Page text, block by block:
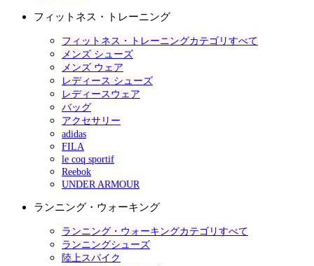
フィットネス・トレーニング
フィットネス・トレーニングカテゴリすべて
メンズ シューズ
メンズ ウェア
レディース シューズ
レディースウェア
バッグ
アクセサリー
adidas
FILA
le coq sportif
Reebok
UNDER ARMOUR
ランニング・ウォーキング
ランニング・ウォーキングカテゴリすべて
ランニングシューズ
陸上スパイク